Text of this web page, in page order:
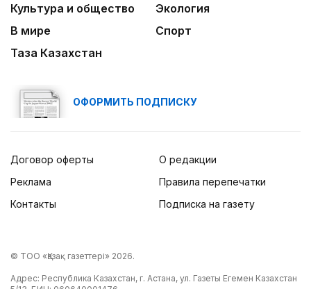
Культура и общество
Экология
В мире
Спорт
Таза Казахстан
ОФОРМИТЬ ПОДПИСКУ
Договор оферты
Реклама
Контакты
О редакции
Правила перепечатки
Подписка на газету
© ТОО «Қазақ газеттері» 2026.
Адрес: Республика Казахстан, г. Астана, ул. Газеты Егемен Казахстан